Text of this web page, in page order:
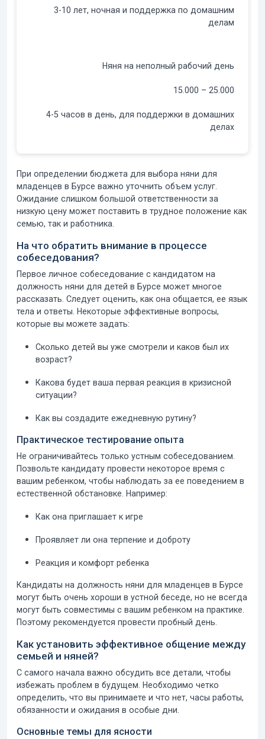
3-10 лет, ночная и поддержка по домашним
делам
Няня на неполный рабочий день
15.000 – 25.000
4-5 часов в день, для поддержки в домашних
делах
При определении бюджета для выбора няни для
младенцев в Бурсе важно уточнить объем услуг.
Ожидание слишком большой ответственности за
низкую цену может поставить в трудное положение как
семью, так и работника.
На что обратить внимание в процессе
собеседования?
Первое личное собеседование с кандидатом на
должность няни для детей в Бурсе может многое
рассказать. Следует оценить, как она общается, ее язык
тела и ответы. Некоторые эффективные вопросы,
которые вы можете задать:
Сколько детей вы уже смотрели и каков был их
возраст?
Какова будет ваша первая реакция в кризисной
ситуации?
Как вы создадите ежедневную рутину?
Практическое тестирование опыта
Не ограничивайтесь только устным собеседованием.
Позвольте кандидату провести некоторое время с
вашим ребенком, чтобы наблюдать за ее поведением в
естественной обстановке. Например:
Как она приглашает к игре
Проявляет ли она терпение и доброту
Реакция и комфорт ребенка
Кандидаты на должность няни для младенцев в Бурсе
могут быть очень хороши в устной беседе, но не всегда
могут быть совместимы с вашим ребенком на практике.
Поэтому рекомендуется провести пробный день.
Как установить эффективное общение между
семьей и няней?
С самого начала важно обсудить все детали, чтобы
избежать проблем в будущем. Необходимо четко
определить, что вы принимаете и что нет, часы работы,
обязанности и ожидания в особые дни.
Основные темы для ясности